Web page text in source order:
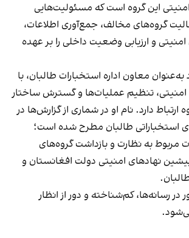
این گروه است که مسئولیت‌هایی
گروه‌های مخالف، جمع‌آوری اطلاعات،
و ارزیابی وضعیت داخلی را بر عهده
معاون اداره استخبارات طالبان، با
تنظیم عملیات‌ها و گسترش ساختار
ارتباط دارد. نام او در شماری از گزارش‌ها در
استخباراتی طالبان مطرح شده است؛
مربوط به نظارت و بازداشت گروه‌های
نهادهای امنیتی دولت افغانستان و
رسانه‌ها، کم‌شناخته و دور از انظار